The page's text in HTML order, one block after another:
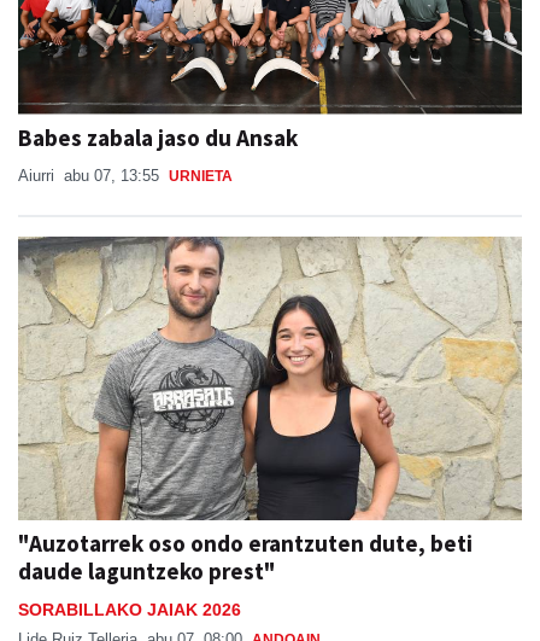
Babes zabala jaso du Ansak
Aiurri abu 07, 13:55 URNIETA
"Auzotarrek oso ondo erantzuten dute, beti
daude laguntzeko prest"
SORABILLAKO JAIAK 2026